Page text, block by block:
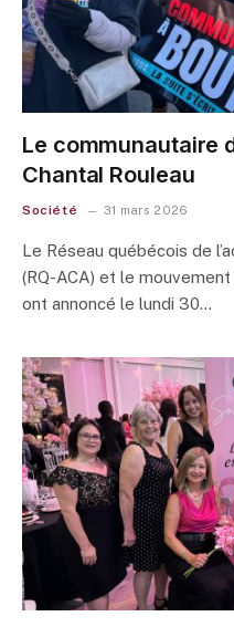
Le communautaire
Chantal Rouleau
Société 31 mars 2026
Le Réseau québécois de
(RQ-ACA) et le
ont annoncé le lundi 30…